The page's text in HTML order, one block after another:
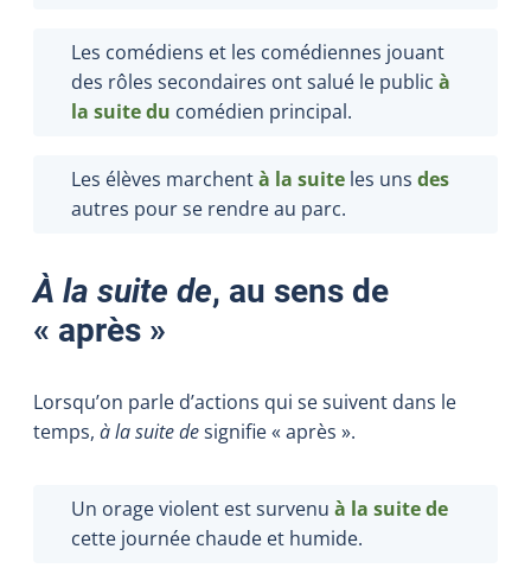
Les comédiens et les comédiennes jouant
des rôles secondaires ont salué le public à
la suite du comédien principal.
Les élèves marchentà la suite les uns des
autres pour se rendre au parc.
À la suite de, au sens de
« après »
Lorsqu’on parle d’actions qui se suivent dans le
temps, à la suite designifie « après ».
Un orage violent est survenu à la suite de
cette journée chaude et humide.